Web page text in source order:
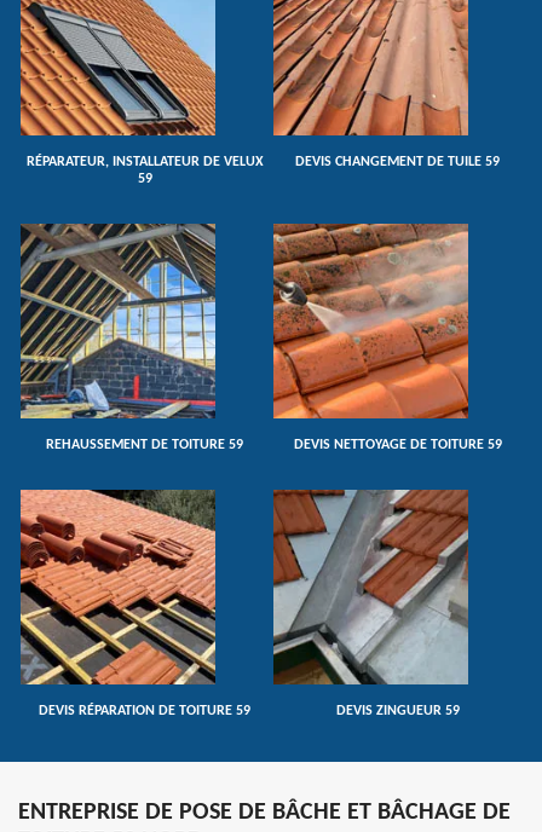
RÉPARATEUR, INSTALLATEUR DE VELUX
59
DEVIS CHANGEMENT DE TUILE 59
REHAUSSEMENT DE TOITURE 59 DEVIS NETTOYAGE DE TOITURE 59
DEVIS RÉPARATION DE TOITURE 59 DEVIS ZINGUEUR 59
ENTREPRISE DE POSE DE BÂCHE ET BÂCHAGE DE